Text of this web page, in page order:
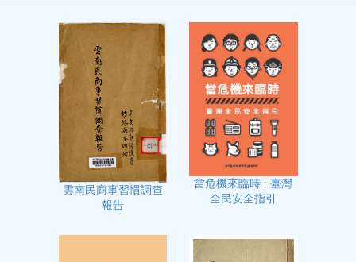
雲南民商事習慣調查
報告
當危機來臨時 : 臺灣
全民安全指引